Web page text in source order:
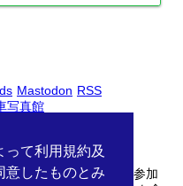
って利用規約及
意したものとみ
Mastodon RSS
写真館
楽天アフィリエイトに参加